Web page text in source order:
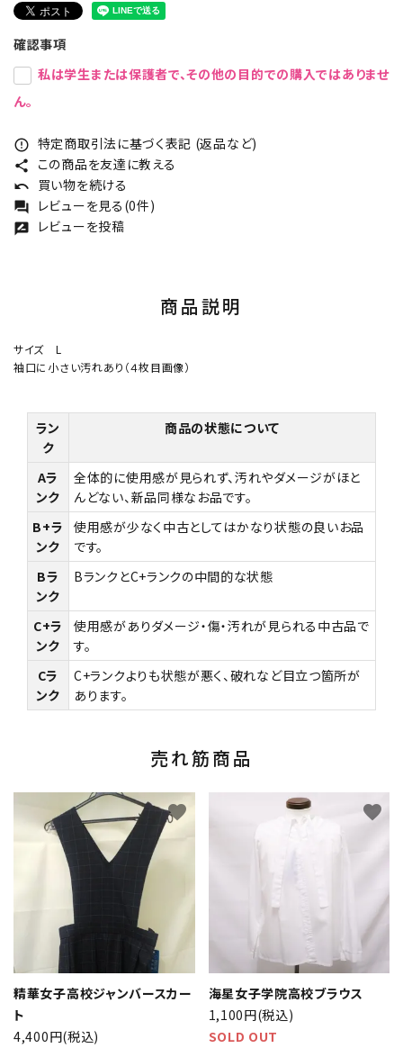
確認事項
私は学生または保護者で、その他の目的での購入ではありませ
ん。
error_outline 特定商取引法に基づく表記 (返品など)
share この商品を友達に教える
undo 買い物を続ける
forum レビューを見る(0件)
rate_review レビューを投稿
商品説明
サイズ L
袖口に小さい汚れあり（４枚目画像）
ラン
ク
商品の状態について
Aラ
ンク
全体的に使用感が見られず、汚れやダメージがほと
んどない、新品同様なお品です。
B+ラ
ンク
使用感が少なく中古としてはかなり状態の良いお品
です。
Bラ
ンク
BランクとC+ランクの中間的な状態
C+ラ
ンク
使用感がありダメージ・傷・汚れが見られる中古品で
す。
Cラ
ンク
C+ランクよりも状態が悪く、破れなど目立つ箇所が
あります。
売れ筋商品
精華女子高校ジャンバースカー
ト
4,400円(税込)
favorite
海星女子学院高校ブラウス
1,100円(税込)
SOLD OUT
favorite